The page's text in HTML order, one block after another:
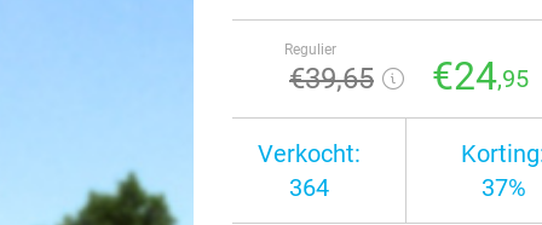
Regulier
€39,65 €24,95
Verkocht:
364
37%